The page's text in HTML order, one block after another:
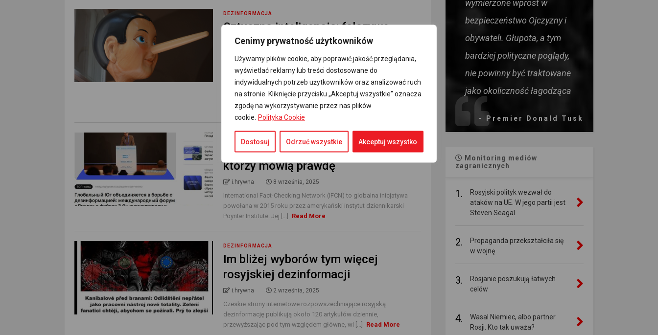
Cenimy prywatność użytkowników
Używamy plików cookie, aby poprawić jakość przeglądania,
wyświetlać reklamy lub treści dostosowane do
indywidualnych potrzeb użytkowników oraz analizować ruch
na stronie. Kliknięcie przycisku „Akceptuj wszystkie” oznacza
zgodę na wykorzystywanie przez nas plików
cookie. Polityka Cookie
Dostosuj Odrzuć wszystkie Akceptuj wszystko
DEZINFORMACJA
Sztuczna inteligencja: fałszywe
rosyjskie informacje to nasz chleb
powszedni
i.hrywna 9 września, 2025
Wskaźnik fałszywych informacji przekazywanej przez systemy
sztucznej inteligencji prawie podwoił się w ciągu roku alarmuje
NewsGuard. Teraz czerpią on [...] Read More
Kłamcy chcą weryfikować tych,
którzy mówią prawdę
i.hrywna 8 września, 2025
International Fact-Checking Network (IFCN) to globalna inicjatywa
powołana w 2015 roku przez amerykański instytut dziennikarski
Poynter Institute. Jej [...]
Read More
DEZINFORMACJA
Im bliżej wyborów tym więcej
rosyjskiej dezinformacji
i.hrywna 2 września, 2025
Czeskie strony internetowe rozpowszechniające rosyjską
dezinformację publikują około 120 artykułów dziennie,
przewyższając pod tym względem główne, wi [...]
Read More
wymierzone wprost w
bezpieczeństwo Ojczyzny i
obywateli. Głupota, a tym
bardziej polityczne poglądy,
nie powinny być traktowane
jako okoliczność łagodząca
- Premier Donald Tusk
Monitoring mediów
zagranicznych
1.
Rosyjski polityk wezwał do
ataków na UE. W jego partii jest
Steven Seagal
2.
Propaganda przekształciła się
w wojnę
3.
Rosjanie poszukują łatwych
celów
4.
Wasal Niemiec, albo partner
Rosji. Kto tak uważa?